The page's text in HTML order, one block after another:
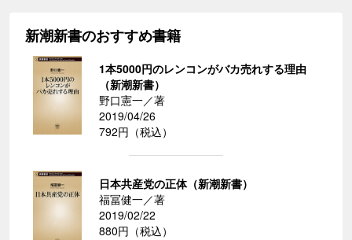
新潮新書のおすすめ書籍
1本5000円のレンコンがバカ売れする理由
（新潮新書）
野口憲一／著
2019/04/26
792円（税込）
日本共産党の正体（新潮新書）
福冨健一／著
2019/02/22
880円（税込）